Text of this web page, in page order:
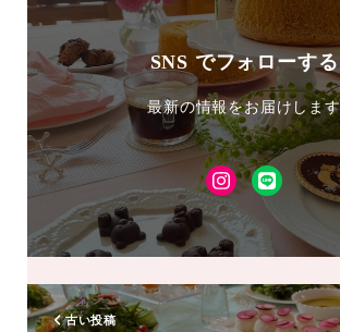
SNS でフォローする
最新の情報をお届けします
Instagram
LINE
友
達
追
加
古い投稿